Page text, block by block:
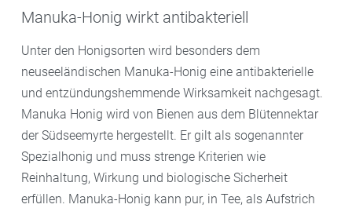
Manuka-Honig wirkt antibakteriell
Unter den Honigsorten wird besonders dem
neuseeländischen Manuka-Honig eine antibakterielle
und entzündungshemmende Wirksamkeit nachgesagt.
Manuka Honig wird von Bienen aus dem Blütennektar
der Südseemyrte hergestellt. Er gilt als sogenannter
Spezialhonig und muss strenge Kriterien wie
Reinhaltung, Wirkung und biologische Sicherheit
erfüllen. Manuka-Honig kann pur, in Tee, als Aufstrich